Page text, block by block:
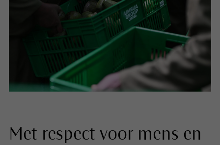
Met respect voor mens en